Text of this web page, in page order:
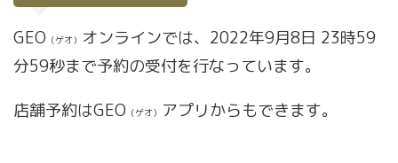
GEO （ゲオ） オンラインでは、2022年9月8日 23時59
分59秒まで予約の受付を行なっています。
店舗予約はGEO （ゲオ） アプリからもできます。